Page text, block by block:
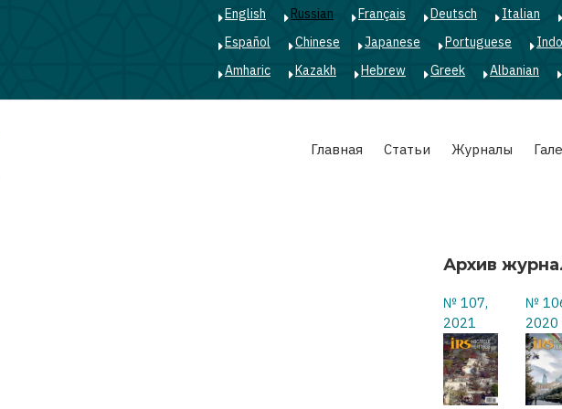
English Russian Français Deutsch Italian
Español
Chinese Japanese Portuguese
Amharic
Kazakh Hebrew Greek Albanian
Главная Статьи Журналы
Архив
№ 107,
2021
№
2020